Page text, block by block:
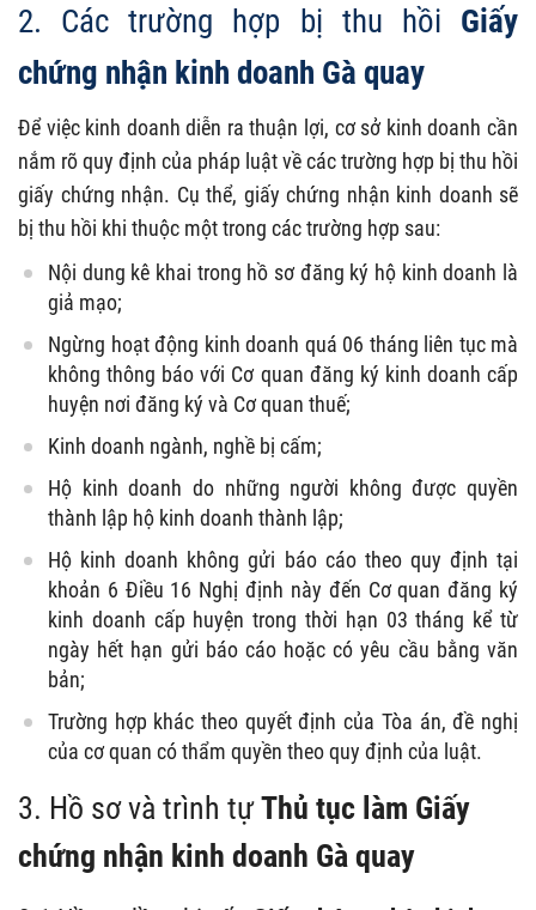
2. Các trường hợp bị thu hồi Giấy
chứng nhận kinh doanh Gà quay
Để việc kinh doanh diễn ra thuận lợi, cơ sở kinh doanh cần
nắm rõ quy định của pháp luật về các trường hợp bị thu hồi
giấy chứng nhận. Cụ thể, giấy chứng nhận kinh doanh sẽ
bị thu hồi khi thuộc một trong các trường hợp sau:
Nội dung kê khai trong hồ sơ đăng ký hộ kinh doanh là
giả mạo;
Ngừng hoạt động kinh doanh quá 06 tháng liên tục mà
không thông báo với Cơ quan đăng ký kinh doanh cấp
huyện nơi đăng ký và Cơ quan thuế;
Kinh doanh ngành, nghề bị cấm;
Hộ kinh doanh do những người không được quyền
thành lập hộ kinh doanh thành lập;
Hộ kinh doanh không gửi báo cáo theo quy định tại
khoản 6 Điều 16 Nghị định này đến Cơ quan đăng ký
kinh doanh cấp huyện trong thời hạn 03 tháng kể từ
ngày hết hạn gửi báo cáo hoặc có yêu cầu bằng văn
bản;
Trường hợp khác theo quyết định của Tòa án, đề nghị
của cơ quan có thẩm quyền theo quy định của luật.
3. Hồ sơ và trình tựThủ tục làm Giấy
chứng nhận kinh doanh Gà quay